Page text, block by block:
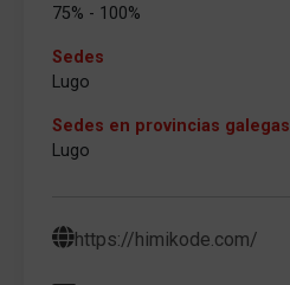
75% - 100%
Sedes
Lugo
Sedes en provincias galegas
Lugo
https://himikode.com/